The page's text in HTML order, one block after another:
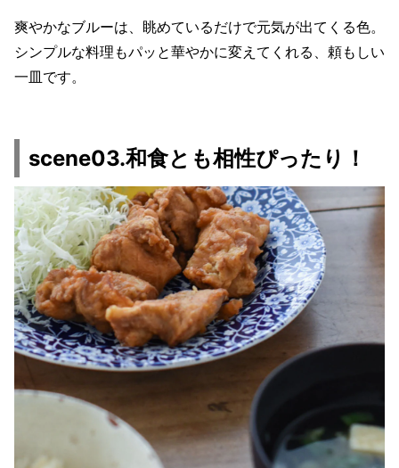
爽やかなブルーは、眺めているだけで元気が出てくる色。
シンプルな料理もパッと華やかに変えてくれる、頼もしい
一皿です。
scene03.和食とも相性ぴったり！